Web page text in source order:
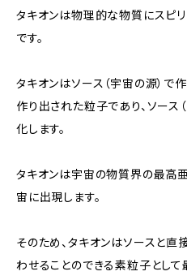
タキオンは物理的な物質にスピ
です。
タキオンはソース（宇宙の源）で
作り出された粒子であり、ソース
化します。
タキオンは宇宙の物質界の最高
宙に出現します。
そのため、タキオンはソースと直
わせることのできる素粒子とし